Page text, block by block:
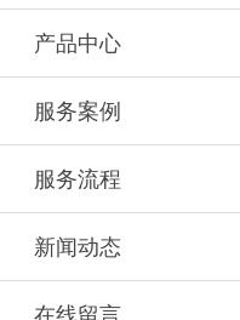
产品中心
服务案例
服务流程
新闻动态